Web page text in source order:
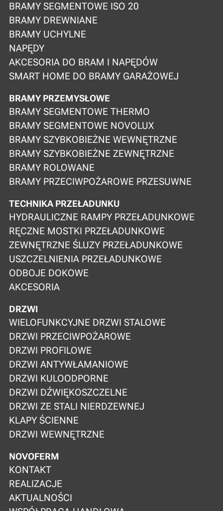
BRAMY SEGMENTOWE ISO 20
BRAMY DREWNIANE
BRAMY UCHYLNE
NAPĘDY
AKCESORIA DO BRAM I NAPĘDÓW
SMART HOME DO BRAMY GARAŻOWEJ
BRAMY PRZEMYSŁOWE
BRAMY SEGMENTOWE THERMO
BRAMY SEGMENTOWE NOVOLUX
BRAMY SZYBKOBIEŻNE WEWNĘTRZNE
BRAMY SZYBKOBIEŻNE ZEWNĘTRZNE
BRAMY ROLOWANE
BRAMY PRZECIWPOŻAROWE PRZESUWNE
TECHNIKA PRZEŁADUNKU
HYDRAULICZNE RAMPY PRZEŁADUNKOWE
RĘCZNE MOSTKI PRZEŁADUNKOWE
ZEWNĘTRZNE ŚLUZY PRZEŁADUNKOWE
USZCZELNIENIA PRZEŁADUNKOWE
ODBOJE DOKOWE
AKCESORIA
DRZWI
WIELOFUNKCYJNE DRZWI STALOWE
DRZWI PRZECIWPOŻAROWE
DRZWI PROFILOWE
DRZWI ANTYWŁAMANIOWE
DRZWI KULOODPORNE
DRZWI DŹWIĘKOSZCZELNE
DRZWI ZE STALI NIERDZEWNEJ
KLAPY ŚCIENNE
DRZWI WEWNĘTRZNE
NOVOFERM
KONTAKT
REALIZACJE
AKTUALNOŚCI